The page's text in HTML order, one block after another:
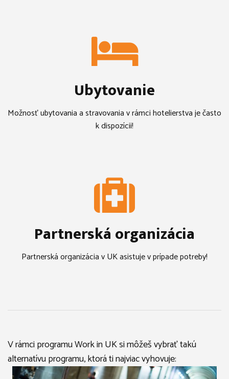
Ubytovanie
Možnosť ubytovania a stravovania v rámci hotelierstva je často
k dispozícii!
Partnerská organizácia
Partnerská organizácia v UK asistuje v prípade potreby!
V rámci programu Work in UK si môžeš vybrať takú
alternatívu programu, ktorá ti najviac vyhovuje: